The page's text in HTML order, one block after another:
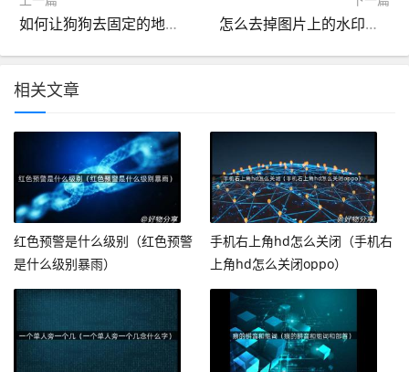
如何让狗狗去固定的地方大小便（训犬基地一个月收费） 怎么去掉图片上的水印（怎么去掉视频上的水印文字）
相关文章
红色预警是什么级别（红色预警
是什么级别暴雨）
手机右上角hd怎么关闭（手机右
上角hd怎么关闭oppo）